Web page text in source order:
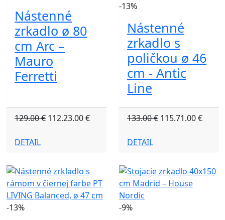
Nástenné
zrkadlo ø 80
cm Arc –
Mauro
Ferretti
129.00 € 112.23.00 €
DETAIL
-13%
Nástenné
zrkadlo s
poličkou ø 46
cm - Antic
Line
133.00 € 115.71.00 €
DETAIL
-13% -9%